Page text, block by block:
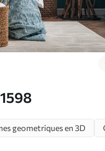
geometriques en 3D